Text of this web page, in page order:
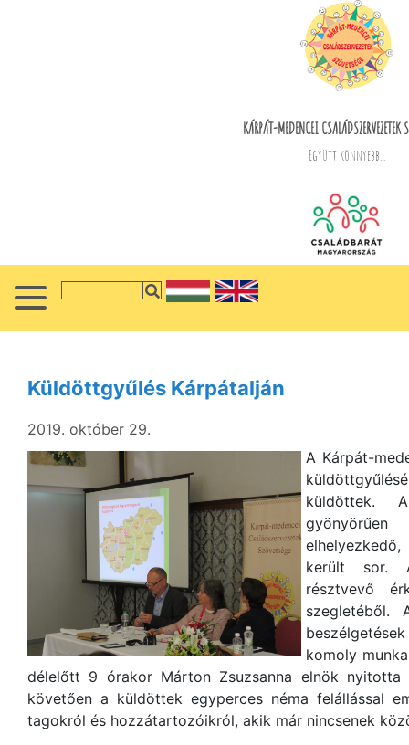
KÁRPÁT-MEDENCEI CSALÁDSZERVEZETEK
Együtt könnyebb...
Küldöttgyűlés Kárpátalján
2019. október 29.
A Kárpát-
küldöttek.
került sor.
résztvevő
komoly
délelőtt 9 órakor Márton Zsuzsanna elnök nyitotta
követően a küldöttek egyperces néma felállással
tagokról és hozzátartozóikról, akik már nincsenek